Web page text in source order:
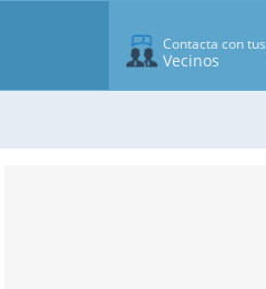
Contacta con tus
Vecinos